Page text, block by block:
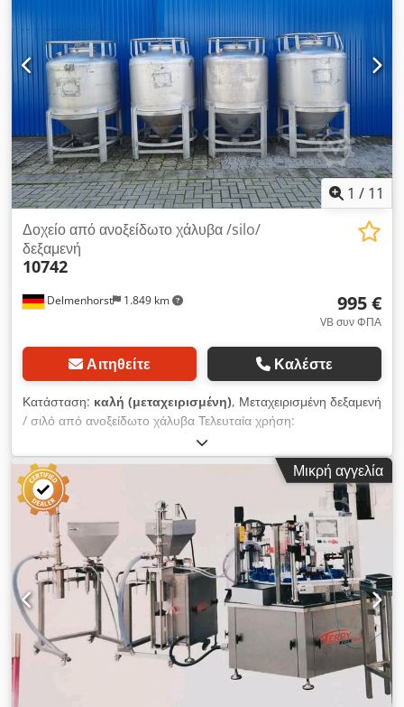
1 / 11
Delmenhorst 1.849 km
Δοχείο από ανοξείδωτο χάλυβα /silo/
δεξαμενή
10742
995 €
VB συν ΦΠΑ
Αιτηθείτε Καλέστε
Κατάσταση: καλή (μεταχειρισμένη), Μεταχειρισμένη δεξαμενή
/ σιλό από ανοξείδωτο χάλυβα Τελευταία χρήση:
Γαλακτοκομικά προϊόντα Αριθμός είδους: 10742 Όγκος: 1000
λίτρα Τύπος: Σταθερό σε 4 πόδια Υλικό (βρεχόμενα μέρη):
14301 / AISI 304 Κατασκευή: Μονότοιχο Φρεάτιο: 400mm
Πίεση λειτουργίας: Ατμοσφαιρική Διάσταση δεξαμενής:
Ατμοσφαιρική διάμετρος: 1100mm Κυλινδρικό ύψος: 770mm
Συνολικό πλάτος: 1210mm Συνολικό μήκος: 1210mm
Συνολικό ύψος: 1920mm Ύψος ποδιών: 860mm Υλικά:
Dcsdpfx Asncfdfjkhjk 14301 / AISI 304 Εξωτερικά μέρη:
1.4301 / AISI 304 Εγκαταστάσεις: Διάμετρος στόμιο: 120mm
Βαλβίδα εξόδου: βρύση Sham Απόσταση αποστράγγισης από
το δάπεδο: 110mm Πινακίδα: όχι
Μικρή αγγελία